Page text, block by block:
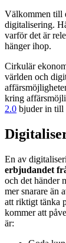
Välkommen till
digitalisering.
varför det är
hänger ihop.
Cirkulär
världen och
kring
2.0 bjuder in till
En av
erbjudandet
och det händer
mer snarare än
att riktigt tänka
kommer att
är: